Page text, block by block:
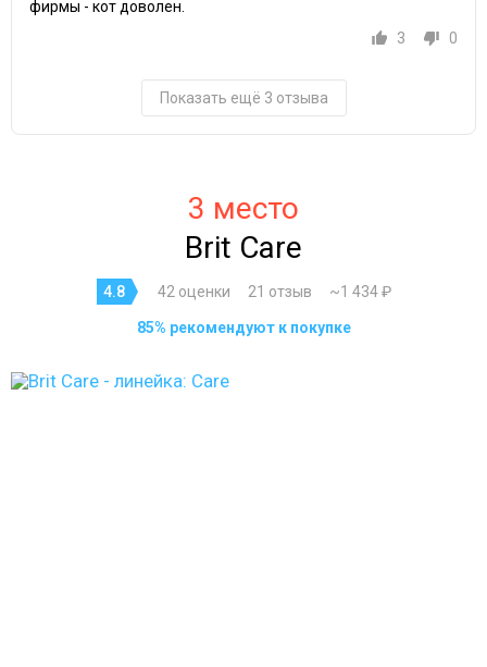
фирмы - кот доволен.
3
0
Показать ещё 3 отзыва
3 место
Brit Care
4.8 42 оценки 21 отзыв ~1 434 ₽
85% рекомендуют к покупке